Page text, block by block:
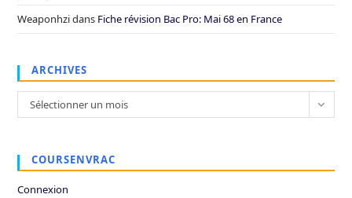
Weaponhzidans Fiche révision Bac Pro: Mai 68 en France
ARCHIVES
Archives
Sélectionner un mois
COURSENVRAC
Connexion